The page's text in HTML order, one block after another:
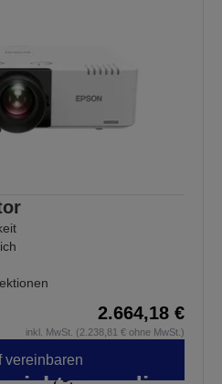
2.664,18 €
inkl. MwSt. (2.238,81 € ohne MwSt.)
vereinbaren